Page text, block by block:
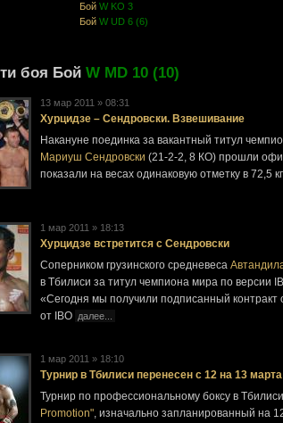
Бой W KO 3
Бой W UD 6 (6)
боя Бой W MD 10 (10)
13 мар 2011 » 08:31
Хурцидзе – Сендровски. Взвешивание
Накануне поединка за вакантный титул
Мариуш Сендровски (21-2-2, 8 КО) прошли
показали на весах одинаковую отметку в 72,5 кг
1 мар 2011 » 18:13
Хурцидзе встретится с Сендровски
Соперником грузинского средневеса
в Тбилиси за титул чемпиона мира по версии
«Сегодня мы получили подписанный контракт
от IBO далее...
1 мар 2011 » 18:10
Турнир в Тбилиси перенесен с 12 на 13 марта
Турнир по профессиональному боксу в
Promotion", изначально запланированный на